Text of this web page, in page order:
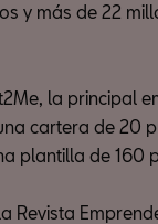
y más de 22
la principal
cartera de 20
plantilla de 160
Revista